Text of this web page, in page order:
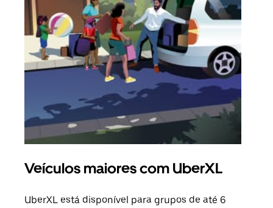
Veículos maiores com UberXL
UberXL está disponível para grupos de até 6